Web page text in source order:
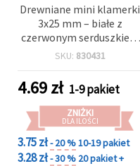
Drewniane mini klamerki
3x25 mm – białe z
czerwonym serduszkiem
– zestaw 12 szt. –
rękodzieła, pakowania
prezentów i dekoracji
walentynkowych
SKU: 830431
4.69zł 1-9 pakiet
ZNIŻKI
DLA ILOŚCI
3.75 zł- 20 %10-19 pakiet
3.28 zł- 30 % 20 pakiet +